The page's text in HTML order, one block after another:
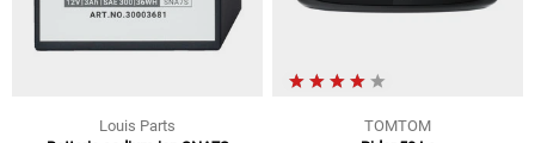
Louis Parts
TOMTOM